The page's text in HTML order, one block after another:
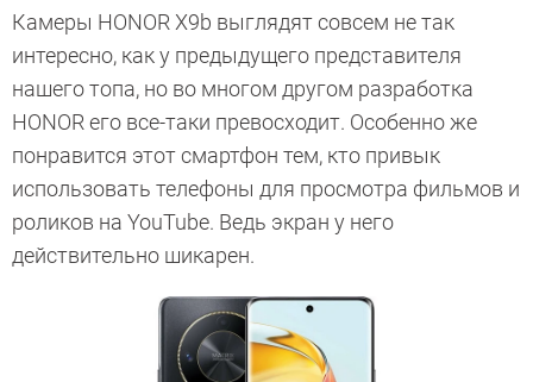
Камеры HONOR X9b выглядят совсем не так
интересно, как у предыдущего представителя
нашего топа, но во многом другом разработка
HONOR его все-таки превосходит. Особенно же
понравится этот смартфон тем, кто привык
использовать телефоны для просмотра фильмов и
роликов на YouTube. Ведь экран у него
действительно шикарен.